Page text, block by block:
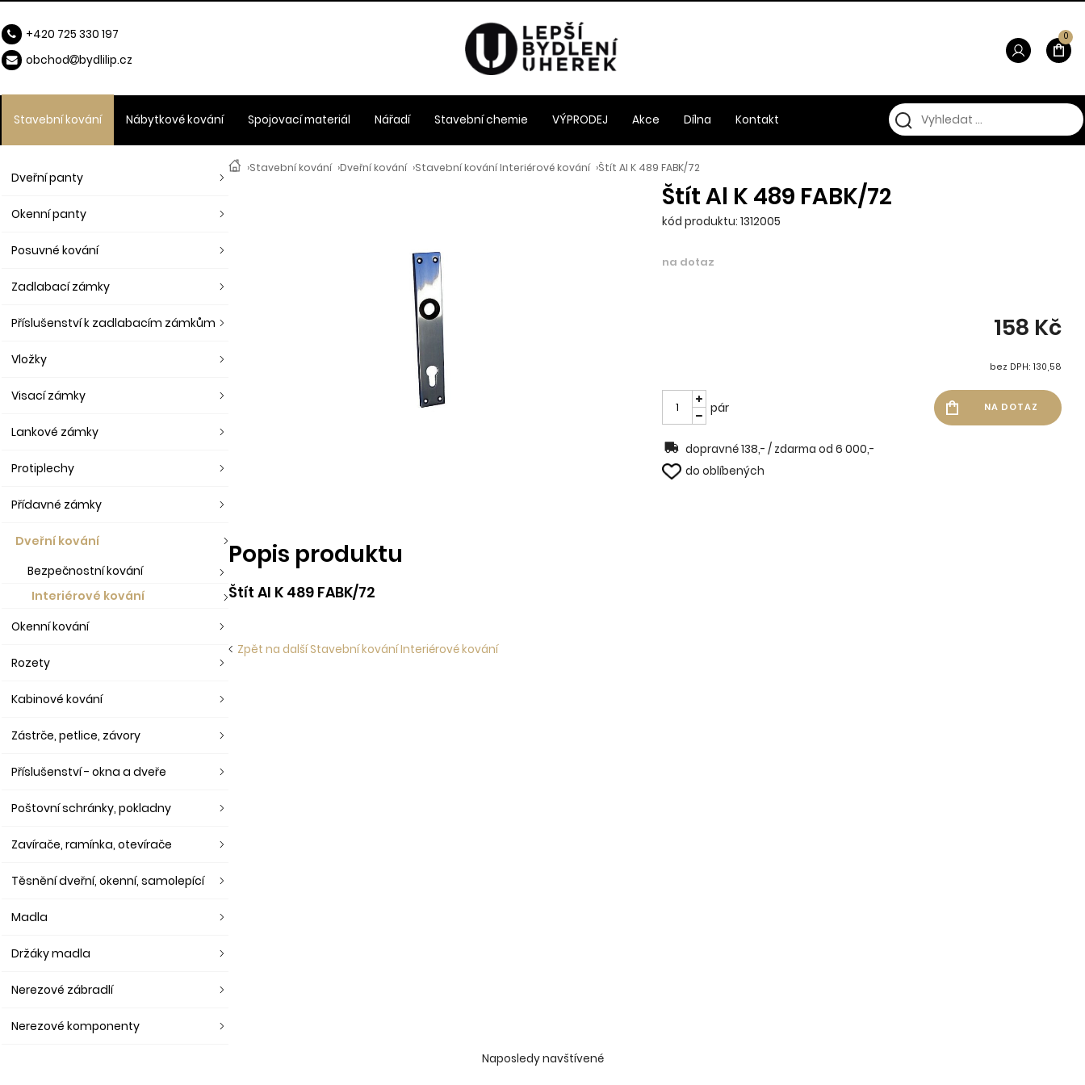
›Stavební kování ›Dveřní kování ›Stavební kování Interiérové kování ›Štít Al K 489 FABK/72
Štít Al K 489 FABK/72
kód produktu: 1312005
na dotaz
158 Kč
bez DPH: 130,58
pár
dopravné 138,- / zdarma od 6 000,-
do oblíbených
Popis produktu
Štít Al K 489 FABK/72
Zpět na další Stavební kování Interiérové kování
Dveřní panty
Okenní panty
Posuvné kování
Zadlabací zámky
Příslušenství k zadlabacím zámkům
Vložky
Visací zámky
Lankové zámky
Protiplechy
Přídavné zámky
Dveřní kování
Bezpečnostní kování
Interiérové kování
Okenní kování
Rozety
Kabinové kování
Zástrče, petlice, závory
Příslušenství - okna a dveře
Poštovní schránky, pokladny
Zavírače, ramínka, otevírače
Těsnění dveřní, okenní, samolepící
Madla
Držáky madla
Nerezové zábradlí
Nerezové komponenty
Stavební kování Nábytkové kování Spojovací materiál Nářadí Stavební chemie VÝPRODEJ Akce Dílna Kontakt
0
+420 725 330 197
obchod
bydlilip.cz
Naposledy navštívené